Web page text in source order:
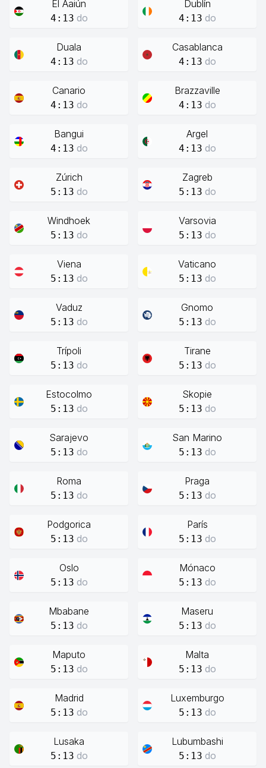
El Aaiún
4:13 do
Dublín
4:13 do
Duala
4:13 do
Casablanca
4:13 do
Canario
4:13 do
Brazzaville
4:13 do
Bangui
4:13 do
Argel
4:13 do
Zúrich
5:13 do
Zagreb
5:13 do
Windhoek
5:13 do
Varsovia
5:13 do
Viena
5:13 do
Vaticano
5:13 do
Vaduz
5:13 do
Gnomo
5:13 do
Trípoli
5:13 do
Tirane
5:13 do
Estocolmo
5:13 do
Skopie
5:13 do
Sarajevo
5:13 do
San Marino
5:13 do
Roma
5:13 do
Praga
5:13 do
Podgorica
5:13 do
París
5:13 do
Oslo
5:13 do
Mónaco
5:13 do
Mbabane
5:13 do
Maseru
5:13 do
Maputo
5:13 do
Malta
5:13 do
Madrid
5:13 do
Luxemburgo
5:13 do
Lusaka
5:13 do
Lubumbashi
5:13 do